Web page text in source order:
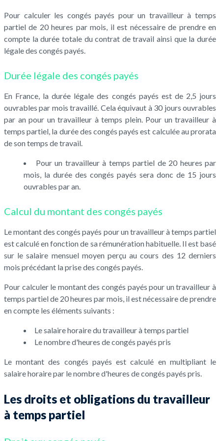
Pour calculer les congés payés pour un travailleur à temps
partiel de 20 heures par mois, il est nécessaire de prendre en
compte la durée totale du contrat de travail ainsi que la durée
légale des congés payés.
Durée légale des congés payés
En France, la durée légale des congés payés est de 2,5 jours
ouvrables par mois travaillé. Cela équivaut à 30 jours ouvrables
par an pour un travailleur à temps plein. Pour un travailleur à
temps partiel, la durée des congés payés est calculée au prorata
de son temps de travail.
Pour un travailleur à temps partiel de 20 heures par
mois, la durée des congés payés sera donc de 15 jours
ouvrables par an.
Calcul du montant des congés payés
Le montant des congés payés pour un travailleur à temps partiel
est calculé en fonction de sa rémunération habituelle. Il est basé
sur le salaire mensuel moyen perçu au cours des 12 derniers
mois précédant la prise des congés payés.
Pour calculer le montant des congés payés pour un travailleur à
temps partiel de 20 heures par mois, il est nécessaire de prendre
en compte les éléments suivants :
Le salaire horaire du travailleur à temps partiel
Le nombre d'heures de congés payés pris
Le montant des congés payés est calculé en multipliant le
salaire horaire par le nombre d'heures de congés payés pris.
Les droits et obligations du travailleur
à temps partiel